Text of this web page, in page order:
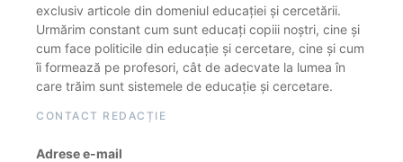
exclusiv articole din domeniul educației și cercetării.
Urmărim constant cum sunt educați copiii noștri, cine și
cum face politicile din educație și cercetare, cine și cum
îi formează pe profesori, cât de adecvate la lumea în
care trăim sunt sistemele de educație și cercetare.
CONTACT REDACȚIE
Adrese e-mail